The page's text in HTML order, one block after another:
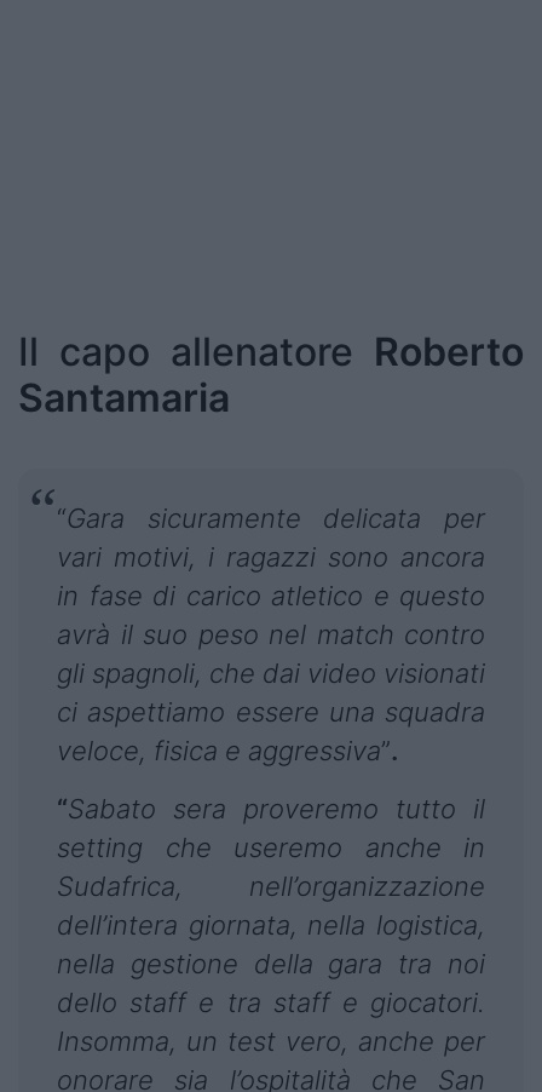
Il capo allenatore Roberto
Santamaria
“Gara sicuramente delicata per
vari motivi, i ragazzi sono ancora
in fase di carico atletico e questo
avrà il suo peso nel match contro
gli spagnoli, che dai video visionati
ci aspettiamo essere una squadra
veloce, fisica e aggressiva”.
“Sabato sera proveremo tutto il
setting che useremo anche in
Sudafrica, nell’organizzazione
dell’intera giornata, nella logistica,
nella gestione della gara tra noi
dello staff e tra staff e giocatori.
Insomma, un test vero, anche per
onorare sia l’ospitalità che San